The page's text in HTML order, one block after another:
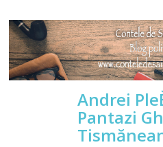
Andrei
Pantazi